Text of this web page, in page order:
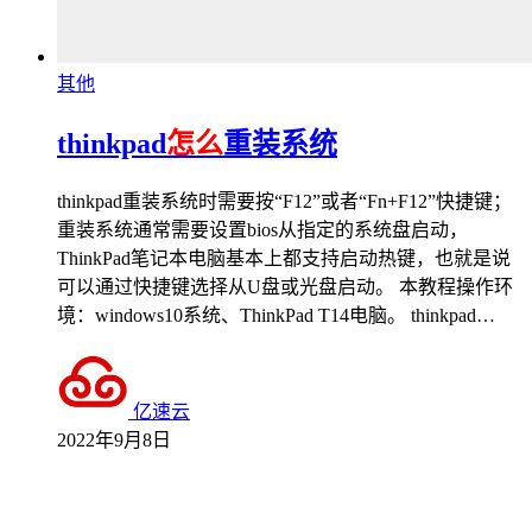
其他
thinkpad怎么重装系统
thinkpad重装系统时需要按“F12”或者“Fn+F12”快捷键；
重装系统通常需要设置bios从指定的系统盘启动，
ThinkPad笔记本电脑基本上都支持启动热键，也就是说
可以通过快捷键选择从U盘或光盘启动。 本教程操作环
境：windows10系统、ThinkPad T14电脑。 thinkpad…
亿速云
2022年9月8日